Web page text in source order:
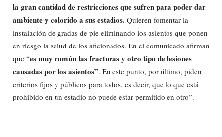
la gran cantidad de restricciones que sufren para poder dar
ambiente y colorido a sus estadios. Quieren fomentar la
instalación de gradas de pie eliminando los asientos que ponen
en riesgo la salud de los aficionados. En el comunicado afirman
que “es muy común las fracturas y otro tipo de lesiones
causadas por los asientos”. En este punto, por último, piden
criterios fijos y públicos para todos, es decir, que lo que está
prohibido en un estadio no puede estar permitido en otro”.